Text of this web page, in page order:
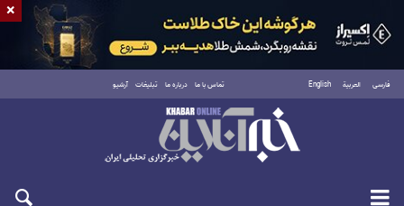
فارسی العربية English تماس با ما درباره ما تبلیغات آرشیو
جمعه ۱۶ مرداد ۱۴۰۵
×